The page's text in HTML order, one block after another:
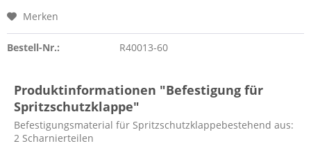
Merken
Bestell-Nr.: R40013-60
Produktinformationen "Befestigung für
Spritzschutzklappe"
Befestigungsmaterial für Spritzschutzklappebestehend aus:
2 Scharnierteilen